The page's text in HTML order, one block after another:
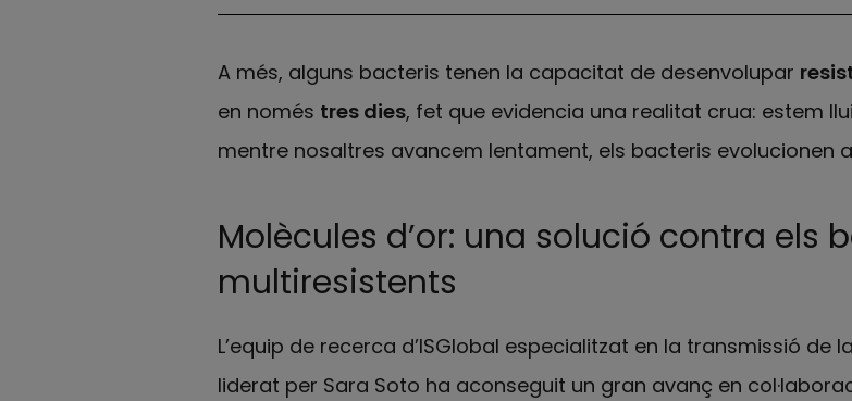
A més, alguns bacteris tenen la capacitat de desenvolupar
en només tres dies, fet que evidencia una realitat crua: estem
mentre nosaltres avancem lentament, els bacteris evolucionen
Molècules d’or: una solució contra els
multiresistents
L’equip de recerca d’ISGlobal especialitzat en la transmissió de
liderat per Sara Soto ha aconseguit un gran avanç en